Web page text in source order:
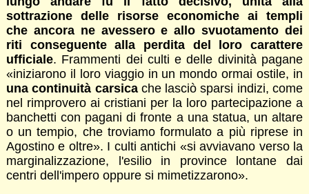
sottrazione delle risorse economiche ai templi
che ancora ne avessero e allo svuotamento dei
riti conseguente alla perdita del loro carattere
ufficiale. Frammenti dei culti e delle divinità pagane
«iniziarono il loro viaggio in un mondo ormai ostile, in
una continuità carsicache lasciò sparsi indizi, come
nel rimprovero ai cristiani per la loro partecipazione a
banchetti con pagani di fronte a una statua, un altare
o un tempio, che troviamo formulato a più riprese in
Agostino e oltre». I culti antichi «si avviavano verso la
marginalizzazione, l'esilio in province lontane dai
centri dell'impero oppure si mimetizzarono».